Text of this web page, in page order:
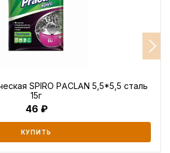
SPIRO PACLAN 5,5*5,5 сталь
15г
46
КУПИТЬ